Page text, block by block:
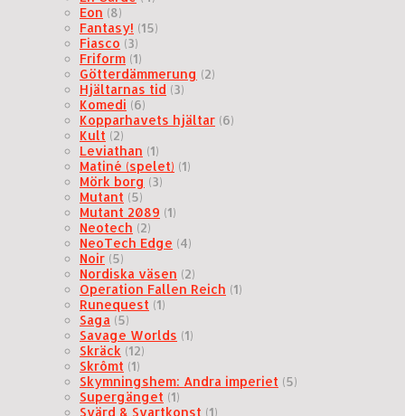
Eon (8)
Fantasy! (15)
Fiasco (3)
Friform (1)
Götterdämmerung (2)
Hjältarnas tid (3)
Komedi (6)
Kopparhavets hjältar (6)
Kult (2)
Leviathan (1)
Matiné (spelet) (1)
Mörk borg (3)
Mutant (5)
Mutant 2089 (1)
Neotech (2)
NeoTech Edge (4)
Noir (5)
Nordiska väsen (2)
Operation Fallen Reich (1)
Runequest (1)
Saga (5)
Savage Worlds (1)
Skräck (12)
Skrômt (1)
Skymningshem: Andra imperiet (5)
Supergänget (1)
Svärd & Svartkonst (1)